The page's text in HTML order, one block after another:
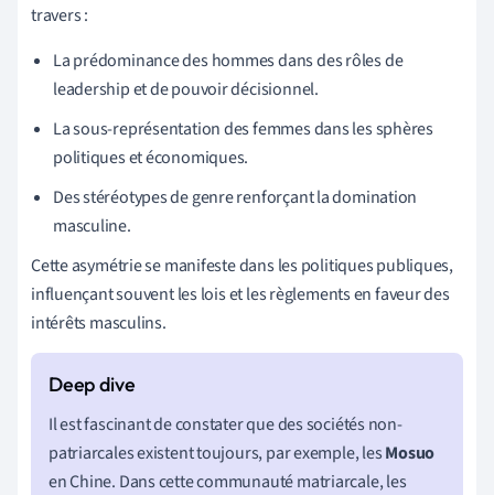
travers :
La prédominance des hommes dans des rôles de
leadership et de pouvoir décisionnel.
La sous-représentation des femmes dans les sphères
politiques et économiques.
Des stéréotypes de genre renforçant la domination
masculine.
Cette asymétrie se manifeste dans les politiques publiques,
influençant souvent les lois et les règlements en faveur des
intérêts masculins.
Il est fascinant de constater que des sociétés non-
patriarcales existent toujours, par exemple, lesMosuo
en Chine. Dans cette communauté matriarcale, les